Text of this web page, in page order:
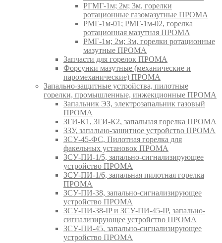
РГМГ-1м; 2м; 3м, горелки
ротационные газомазутные ПРОМА
РМГ-1м-01; РМГ-1м-02, горелка
ротационная мазутная ПРОМА
РМГ-1м; 2м; 3м, горелки ротационные
мазутные ПРОМА
Запчасти для горелок ПРОМА
Форсунки мазутные (механические и
паромеханические) ПРОМА
Запально-защитные устройства, пилотные
горелки, промышленные, инжекционные ПРОМА
Запальник ЭЗ, электрозапальник газовый
ПРОМА
ЗГИ-К1, ЗГИ-К2, запальная горелка ПРОМА
ЗЗУ, запально-защитное устройство ПРОМА
ЗСУ-45-ФС, Пилотная горелка для
факельных установок ПРОМА
ЗСУ-ПИ-1/5, запально-сигнализирующее
устройство ПРОМА
ЗСУ-ПИ-1/6, запальная пилотная горелка
ПРОМА
ЗСУ-ПИ-38, запально-сигнализирующее
устройство ПРОМА
ЗСУ-ПИ-38-IP и ЗСУ-ПИ-45-IP, запально-
сигнализирующее устройство ПРОМА
ЗСУ-ПИ-45, запально-сигнализирующее
устройство ПРОМА